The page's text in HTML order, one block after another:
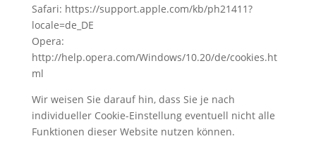
Safari: https://support.apple.com/kb/ph21411?
locale=de_DE
Opera:
http://help.opera.com/Windows/10.20/de/cookies.ht
ml
Wir weisen Sie darauf hin, dass Sie je nach
individueller Cookie-Einstellung eventuell nicht alle
Funktionen dieser Website nutzen können.